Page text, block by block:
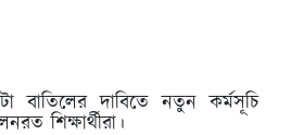
বাতিলের দাবিতে নতুন কর্মসূচি
শিক্ষার্থীরা।